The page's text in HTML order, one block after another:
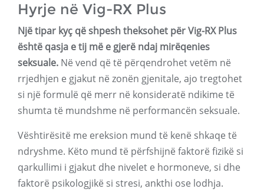
Hyrje në Vig-RX Plus
Një tipar kyç që shpesh theksohet për Vig-RX Plus
është qasja e tij më e gjerë ndaj mirëqenies
seksuale. Në vend që të përqendrohet vetëm në
rrjedhjen e gjakut në zonën gjenitale, ajo tregtohet
si një formulë që merr në konsideratë ndikime të
shumta të mundshme në performancën seksuale.
Vështirësitë me ereksion mund të kenë shkaqe të
ndryshme. Këto mund të përfshijnë faktorë fizikë si
qarkullimi i gjakut dhe nivelet e hormoneve, si dhe
faktorë psikologjikë si stresi, ankthi ose lodhja.